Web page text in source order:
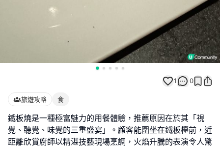
1 0
旅遊攻略 食
鐵板燒是一種極富魅力的用餐體驗，推薦原因在於其「視
覺、聽覺、味覺的三重盛宴」。顧客能圍坐在鐵板檯前，近
距離欣賞廚師以精湛技藝現場烹調，火焰升騰的表演令人驚